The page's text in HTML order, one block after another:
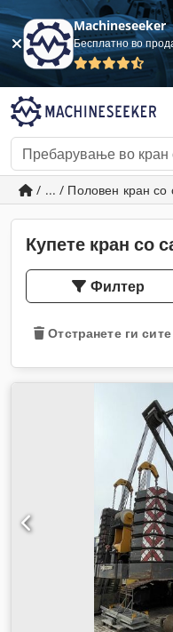
Machineseeker
/ ... / Половен кран со
Купете кран со
Филтер
Отстранете ги